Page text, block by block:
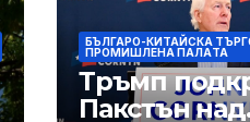
БЪЛГАРО-КИТАЙСКА
ПРОМИШЛЕНА ПАЛAТА
Тръмп
Пакстън над